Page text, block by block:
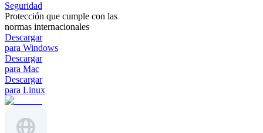
Seguridad
Protección que cumple con las
normas internacionales
Descargar
para Windows
Descargar
para Mac
Descargar
para Linux